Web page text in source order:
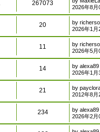
267073
2026年8
20 by
2026年1
11 by
2026年5
14 byalexa89
2026年1
21 by
2012年8
234 byalexa89
2026年2